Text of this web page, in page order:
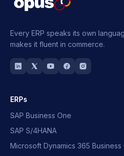
Every ERP speaks its own
makes it fluent in commerce.
ERPs
SAP Business One
SAP S/4HANA
Microsoft Dynamics 365 Business